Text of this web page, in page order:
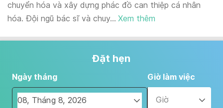
chuyển hóa và xây dựng phác đồ can thiệp cá nhân
hóa. Đội ngũ bác sĩ và chuy... Xem thêm
Đặt hẹn
Ngày tháng Giờ làm việc
Giờ